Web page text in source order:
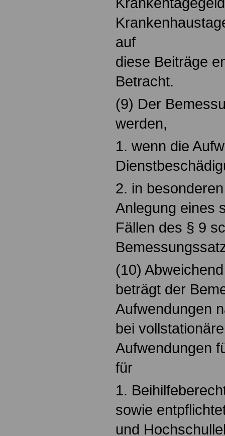
auf
diese Beiträge
Betracht.
(9) Der
werden,
1. wenn die
2. in
Anlegung eines
Fällen des § 9
(10)
beträgt der
Aufwendungen
bei
Aufwendungen
für
1.
sowie
und